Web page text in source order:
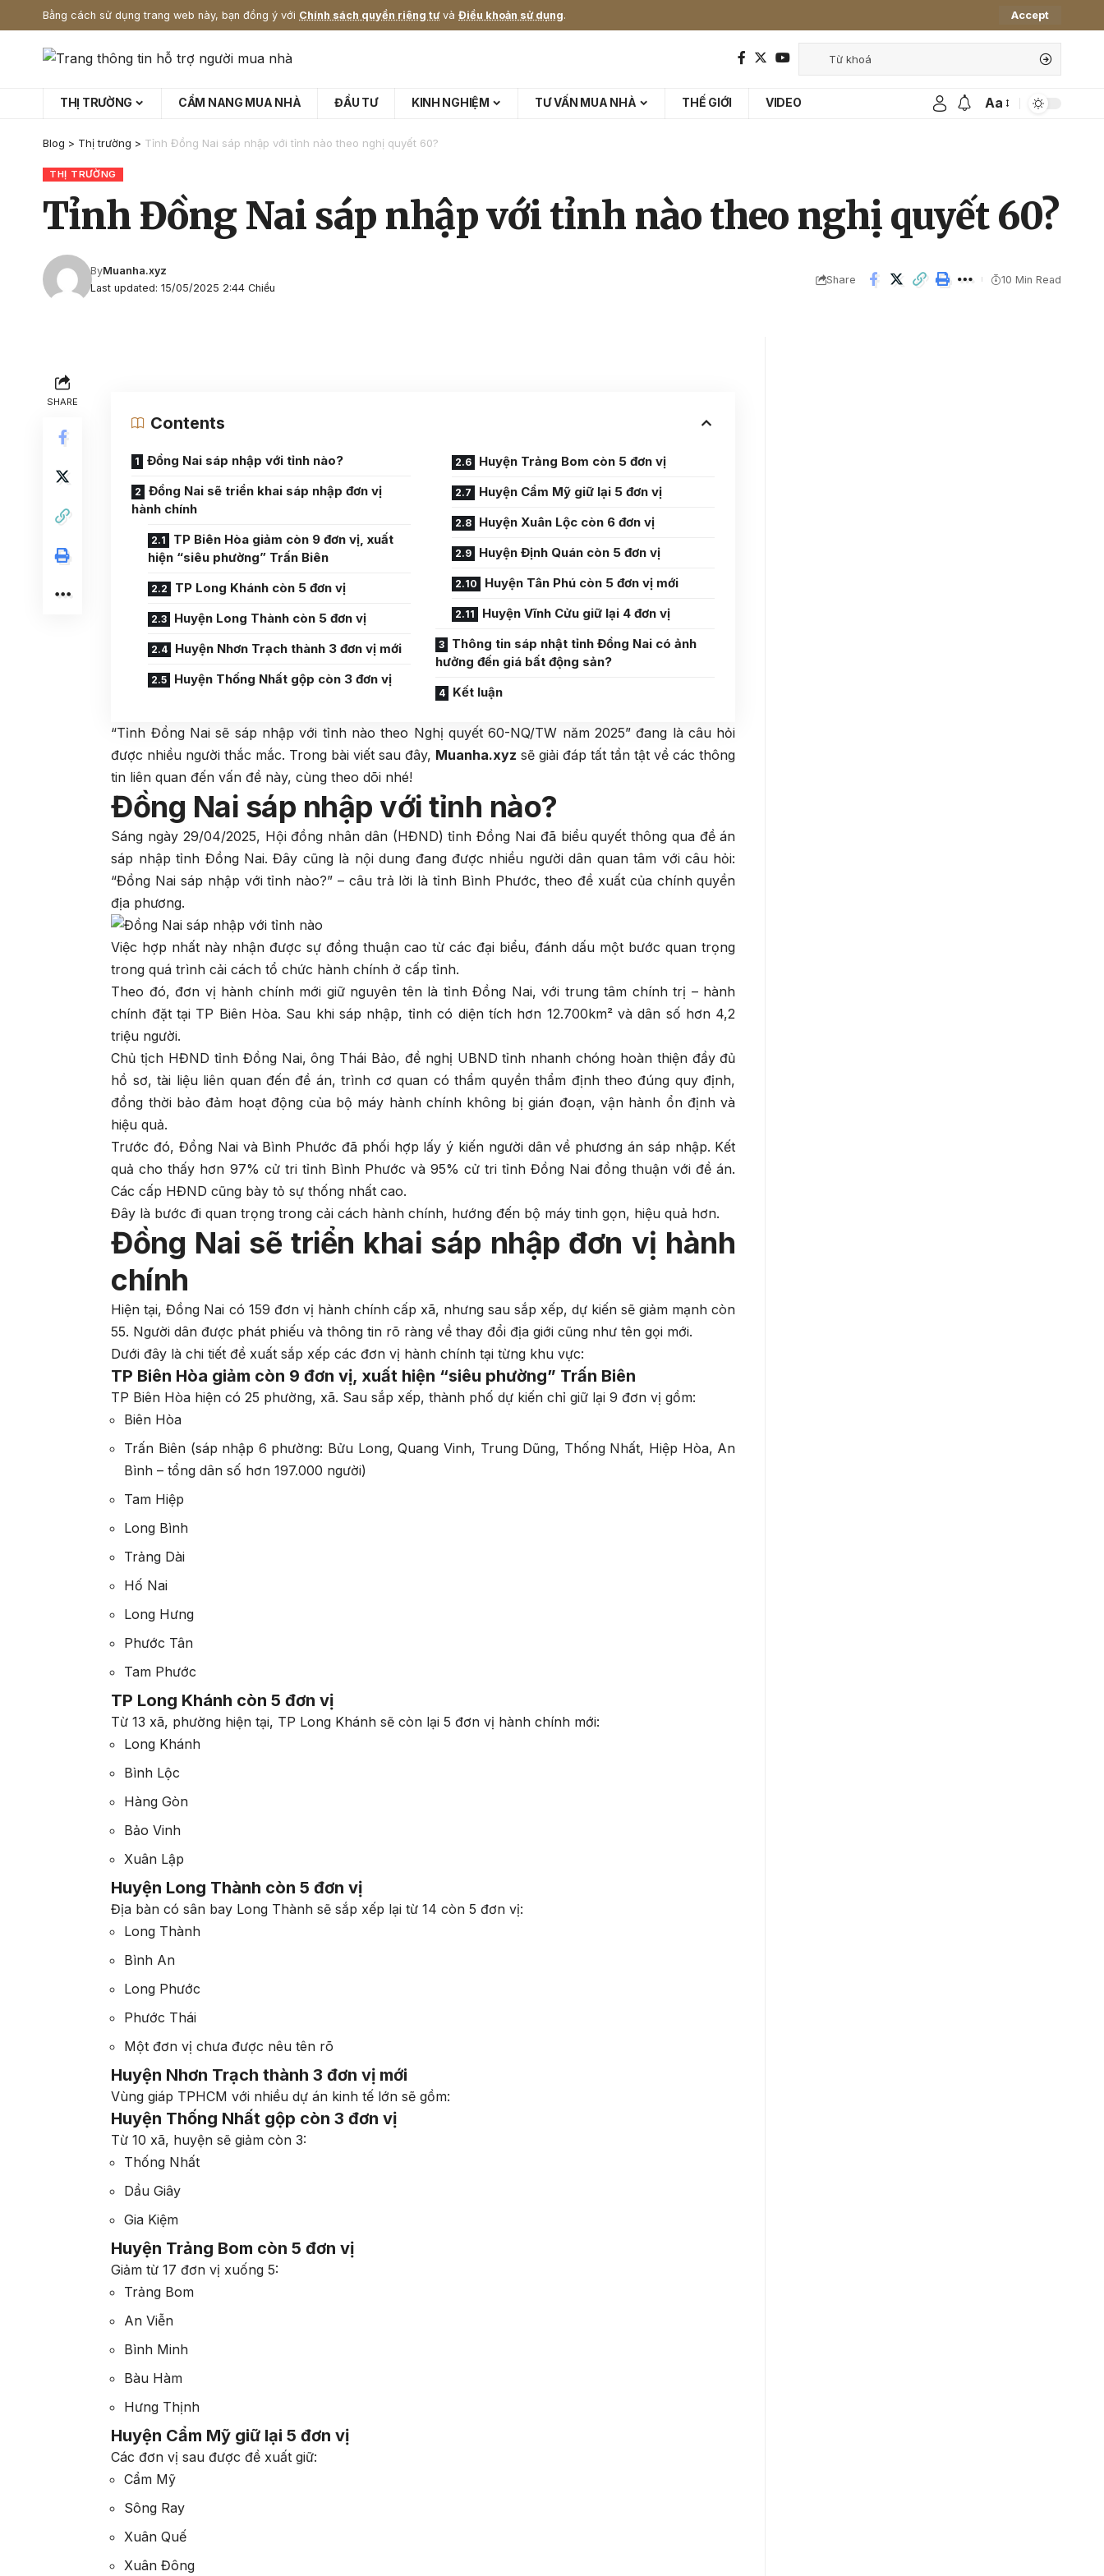
Bằng cách sử dụng trang web này, bạn đồng ý với Chính sách quyền riêng tưvà Điều khoản sử dụng. Accept
THỊ TRƯỜNG CẨM NANG MUA NHÀ ĐẦU TƯ KINH NGHIỆM TƯ VẤN MUA NHÀ THẾ GIỚI VIDEO Aa
Blog > Thị trường > Tỉnh Đồng Nai sáp nhập với tỉnh nào theo nghị quyết 60?
THỊ TRƯỜNG
Tỉnh Đồng Nai sáp nhập với tỉnh nào theo nghị quyết 60?
Last updated: 15/05/2025 2:44 Chiều
ByMuanha.xyz
Share 10 Min Read
SHARE
Contents
Đồng Nai sáp nhập với tỉnh nào?
Đồng Nai sẽ triển khai sáp nhập đơn vị
hành chính
TP Biên Hòa giảm còn 9 đơn vị, xuất
hiện “siêu phường” Trấn Biên
TP Long Khánh còn 5 đơn vị
Huyện Long Thành còn 5 đơn vị
Huyện Nhơn Trạch thành 3 đơn vị mới
Huyện Thống Nhất gộp còn 3 đơn vị
Huyện Trảng Bom còn 5 đơn vị
Huyện Cẩm Mỹ giữ lại 5 đơn vị
Huyện Xuân Lộc còn 6 đơn vị
Huyện Định Quán còn 5 đơn vị
Huyện Tân Phú còn 5 đơn vị mới
Huyện Vĩnh Cửu giữ lại 4 đơn vị
Thông tin sáp nhật tỉnh Đồng Nai có ảnh
hưởng đến giá bất động sản?
Kết luận
“Tỉnh Đồng Nai sẽ sáp nhập với tỉnh nào theo Nghị quyết 60-NQ/TW năm 2025” đang là câu hỏi
được nhiều người thắc mắc. Trong bài viết sau đây, Muanha.xyz sẽ giải đáp tất tần tật về các thông
tin liên quan đến vấn đề này, cùng theo dõi nhé!
Đồng Nai sáp nhập với tỉnh nào?
Sáng ngày 29/04/2025, Hội đồng nhân dân (HĐND) tỉnh Đồng Nai đã biểu quyết thông qua đề án
sáp nhập tỉnh Đồng Nai. Đây cũng là nội dung đang được nhiều người dân quan tâm với câu hỏi:
“Đồng Nai sáp nhập với tỉnh nào?” – câu trả lời là tỉnh Bình Phước, theo đề xuất của chính quyền
địa phương.
Việc hợp nhất này nhận được sự đồng thuận cao từ các đại biểu, đánh dấu một bước quan trọng
trong quá trình cải cách tổ chức hành chính ở cấp tỉnh.
Theo đó, đơn vị hành chính mới giữ nguyên tên là tỉnh Đồng Nai, với trung tâm chính trị – hành
chính đặt tại TP Biên Hòa. Sau khi sáp nhập, tỉnh có diện tích hơn 12.700km² và dân số hơn 4,2
triệu người.
Chủ tịch HĐND tỉnh Đồng Nai, ông Thái Bảo, đề nghị UBND tỉnh nhanh chóng hoàn thiện đầy đủ
hồ sơ, tài liệu liên quan đến đề án, trình cơ quan có thẩm quyền thẩm định theo đúng quy định,
đồng thời bảo đảm hoạt động của bộ máy hành chính không bị gián đoạn, vận hành ổn định và
hiệu quả.
Trước đó, Đồng Nai và Bình Phước đã phối hợp lấy ý kiến người dân về phương án sáp nhập. Kết
quả cho thấy hơn 97% cử tri tỉnh Bình Phước và 95% cử tri tỉnh Đồng Nai đồng thuận với đề án.
Các cấp HĐND cũng bày tỏ sự thống nhất cao.
Đây là bước đi quan trọng trong cải cách hành chính, hướng đến bộ máy tinh gọn, hiệu quả hơn.
Đồng Nai sẽ triển khai sáp nhập đơn vị hành
chính
Hiện tại, Đồng Nai có 159 đơn vị hành chính cấp xã, nhưng sau sắp xếp, dự kiến sẽ giảm mạnh còn
55. Người dân được phát phiếu và thông tin rõ ràng về thay đổi địa giới cũng như tên gọi mới.
Dưới đây là chi tiết đề xuất sắp xếp các đơn vị hành chính tại từng khu vực:
TP Biên Hòa giảm còn 9 đơn vị, xuất hiện “siêu phường” Trấn Biên
TP Biên Hòa hiện có 25 phường, xã. Sau sắp xếp, thành phố dự kiến chỉ giữ lại 9 đơn vị gồm:
Biên Hòa
Trấn Biên (sáp nhập 6 phường: Bửu Long, Quang Vinh, Trung Dũng, Thống Nhất, Hiệp Hòa, An
Bình – tổng dân số hơn 197.000 người)
Tam Hiệp
Long Bình
Trảng Dài
Hố Nai
Long Hưng
Phước Tân
Tam Phước
TP Long Khánh còn 5 đơn vị
Từ 13 xã, phường hiện tại, TP Long Khánh sẽ còn lại 5 đơn vị hành chính mới:
Long Khánh
Bình Lộc
Hàng Gòn
Bảo Vinh
Xuân Lập
Huyện Long Thành còn 5 đơn vị
Địa bàn có sân bay Long Thành sẽ sắp xếp lại từ 14 còn 5 đơn vị:
Long Thành
Bình An
Long Phước
Phước Thái
Một đơn vị chưa được nêu tên rõ
Huyện Nhơn Trạch thành 3 đơn vị mới
Vùng giáp TPHCM với nhiều dự án kinh tế lớn sẽ gồm:
Huyện Thống Nhất gộp còn 3 đơn vị
Từ 10 xã, huyện sẽ giảm còn 3:
Thống Nhất
Dầu Giây
Gia Kiệm
Huyện Trảng Bom còn 5 đơn vị
Giảm từ 17 đơn vị xuống 5:
Trảng Bom
An Viễn
Bình Minh
Bàu Hàm
Hưng Thịnh
Huyện Cẩm Mỹ giữ lại 5 đơn vị
Các đơn vị sau được đề xuất giữ:
Cẩm Mỹ
Sông Ray
Xuân Quế
Xuân Đông